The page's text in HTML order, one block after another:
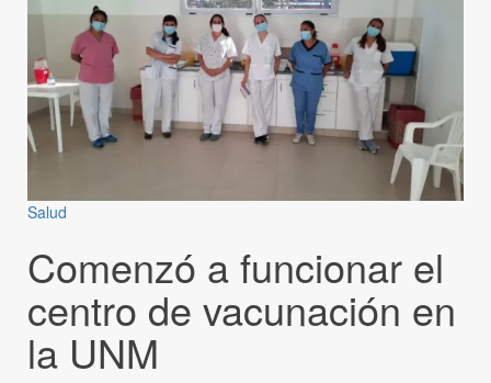
Salud
Comenzó a funcionar el
centro de vacunación en
la UNM